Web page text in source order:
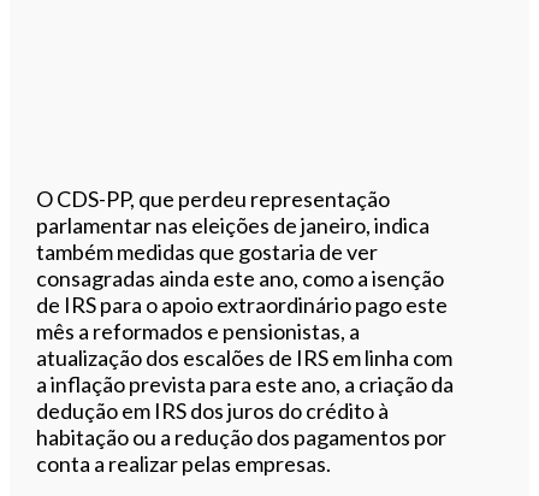
O CDS-PP, que perdeu representação
parlamentar nas eleições de janeiro, indica
também medidas que gostaria de ver
consagradas ainda este ano, como a isenção
de IRS para o apoio extraordinário pago este
mês a reformados e pensionistas, a
atualização dos escalões de IRS em linha com
a inflação prevista para este ano, a criação da
dedução em IRS dos juros do crédito à
habitação ou a redução dos pagamentos por
conta a realizar pelas empresas.